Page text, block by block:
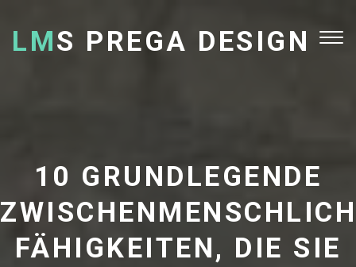
LMS PREGA DESIGN
10 GRUNDLEGENDE
FÄHIGKEITEN, DIE SIE